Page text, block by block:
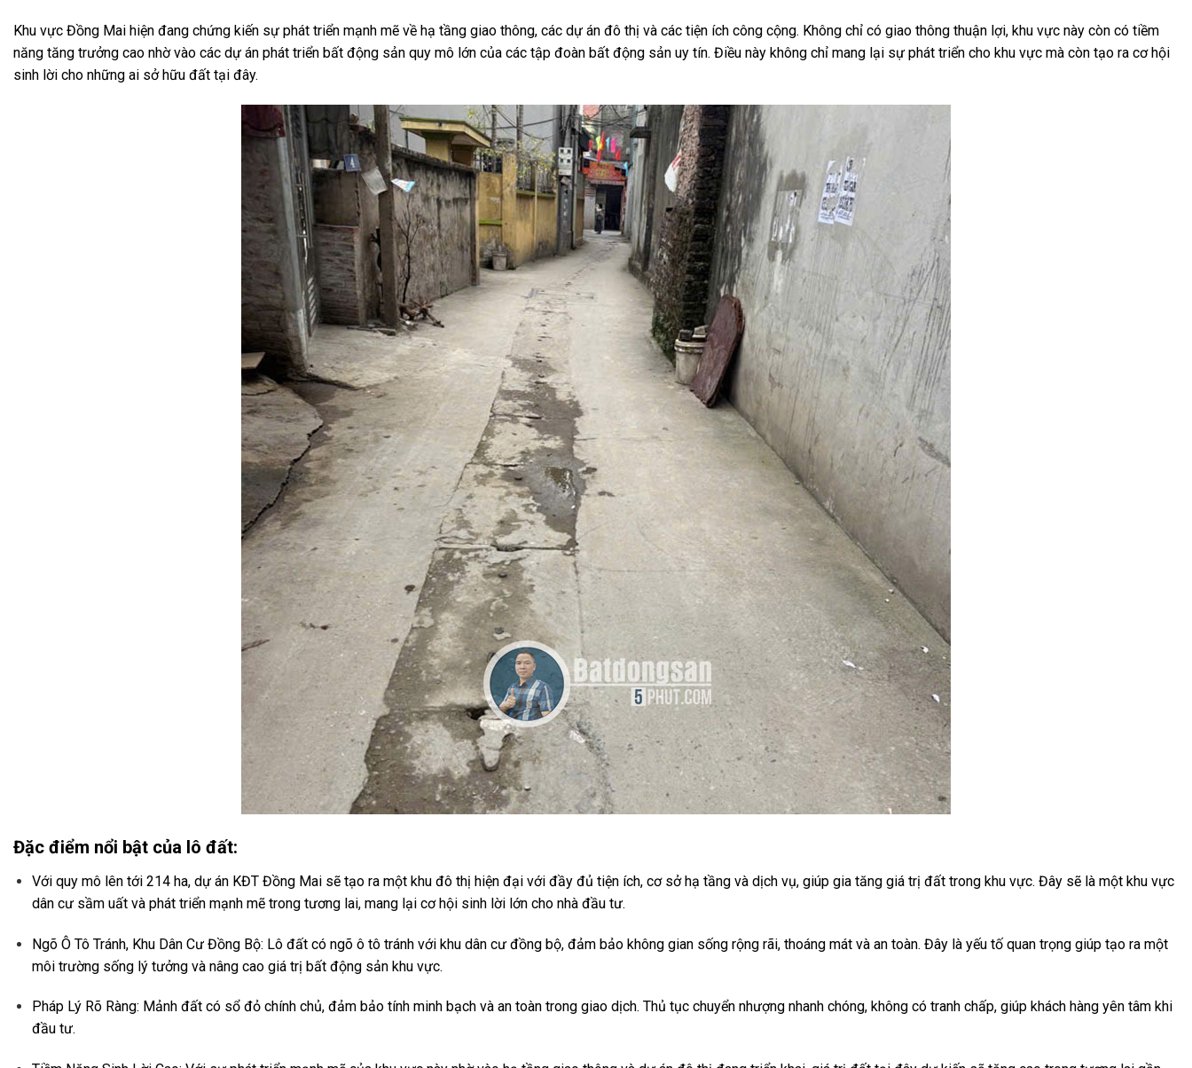
Khu vực Đồng Mai hiện đang chứng kiến sự phát triển mạnh mẽ về hạ tầng giao thông, các dự án đô thị và các tiện ích công cộng. Không chỉ có giao thông thuận lợi, khu vực này còn có tiềm
năng tăng trưởng cao nhờ vào các dự án phát triển bất động sản quy mô lớn của các tập đoàn bất động sản uy tín. Điều này không chỉ mang lại sự phát triển cho khu vực mà còn tạo ra cơ hội
sinh lời cho những ai sở hữu đất tại đây.
Đặc điểm nổi bật của lô đất:
Với quy mô lên tới 214 ha, dự án KĐT Đồng Mai sẽ tạo ra một khu đô thị hiện đại với đầy đủ tiện ích, cơ sở hạ tầng và dịch vụ, giúp gia tăng giá trị đất trong khu vực. Đây sẽ là một khu vực
dân cư sầm uất và phát triển mạnh mẽ trong tương lai, mang lại cơ hội sinh lời lớn cho nhà đầu tư.
Ngõ Ô Tô Tránh, Khu Dân Cư Đồng Bộ: Lô đất có ngõ ô tô tránh với khu dân cư đồng bộ, đảm bảo không gian sống rộng rãi, thoáng mát và an toàn. Đây là yếu tố quan trọng giúp tạo ra một
môi trường sống lý tưởng và nâng cao giá trị bất động sản khu vực.
Pháp Lý Rõ Ràng: Mảnh đất có sổ đỏ chính chủ, đảm bảo tính minh bạch và an toàn trong giao dịch. Thủ tục chuyển nhượng nhanh chóng, không có tranh chấp, giúp khách hàng yên tâm khi
đầu tư.